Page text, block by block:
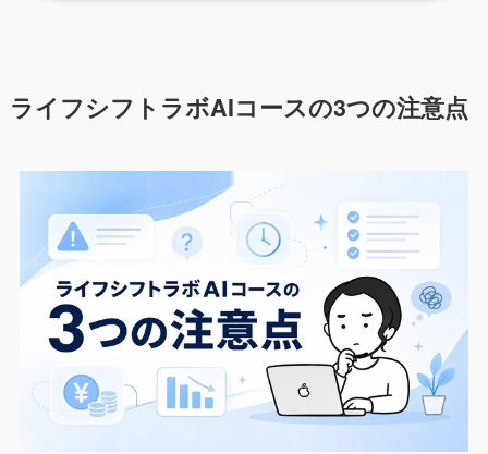
ライフシフトラボAIコースの3つの注意点